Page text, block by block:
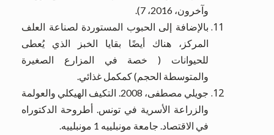
وآخرون، 2016، 7).
بالإضافة إلى الحبوب المستوردة لصناعة العلف
المركز، هناك أيضًا بقايا الخبز الذي يُعطى
للحيوانات ( خصة في المزارع الصغيرة
والمتوسطة الحجم) كمكمل غذائي.
جويلي مصطفى، 2008. التكيف الهيكلي والعولمة
والزراعة الأسرية في تونس. أطروحة الدكتوراه
في الاقتصاد. جامعة مونبلييه 1 مونبلييه.